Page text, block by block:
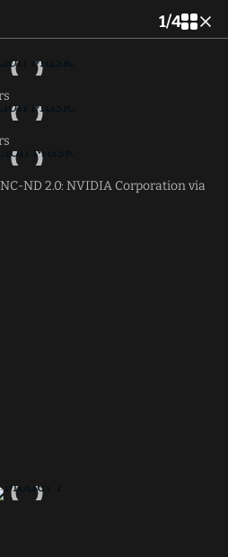
1/4
ND 2.0: NVIDIA Corporation via